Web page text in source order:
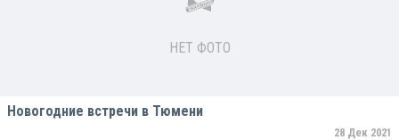
НЕТ ФОТО
Новогодние встречи в Тюмени
28 Дек 2021